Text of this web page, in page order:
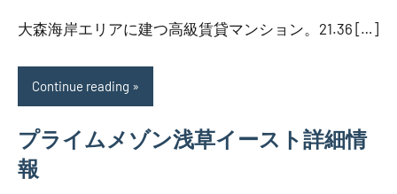
大森海岸エリアに建つ高級賃貸マンション。21.36 […]
Continue reading
プライムメゾン浅草イースト詳細情
報